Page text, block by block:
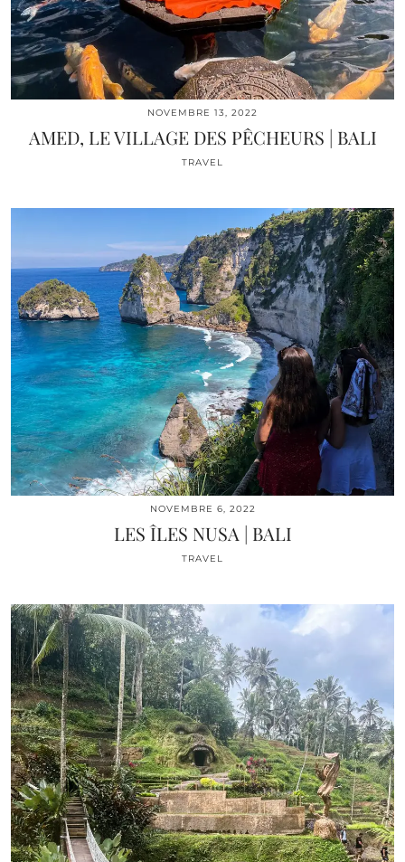
NOVEMBRE 13, 2022
AMED, LE VILLAGE DES PÊCHEURS | BALI
TRAVEL
NOVEMBRE 6, 2022
LES ÎLES NUSA | BALI
TRAVEL